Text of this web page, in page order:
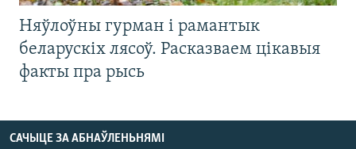
Няўлоўны гурман і рамантык
беларускіх лясоў. Расказваем цікавыя
факты пра рысь
САЧЫЦЕ ЗА АБНАЎЛЕНЬНЯМІ